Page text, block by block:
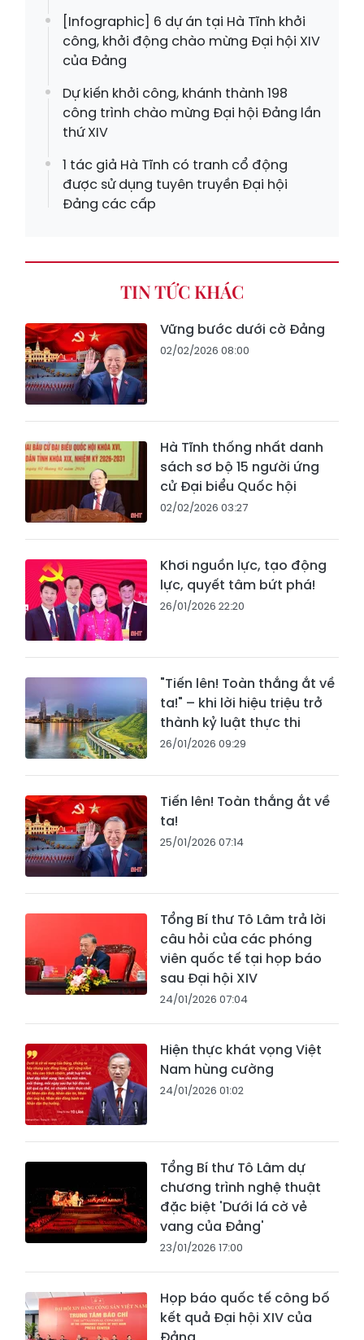
[Infographic] 6 dự án tại Hà Tĩnh khởi
công, khởi động chào mừng Đại hội XIV
của Đảng
Dự kiến khởi công, khánh thành 198
công trình chào mừng Đại hội Đảng lần
thứ XIV
1 tác giả Hà Tĩnh có tranh cổ động
được sử dụng tuyên truyền Đại hội
Đảng các cấp
TIN TỨC KHÁC
Vững bước dưới cờ Đảng
02/02/2026 08:00
Hà Tĩnh thống nhất danh
sách sơ bộ 15 người ứng
cử Đại biểu Quốc hội
02/02/2026 03:27
Khơi nguồn lực, tạo động
lực, quyết tâm bứt phá!
26/01/2026 22:20
"Tiến lên! Toàn thắng ắt về
ta!" – khi lời hiệu triệu trở
thành kỷ luật thực thi
26/01/2026 09:29
Tiến lên! Toàn thắng ắt về
ta!
25/01/2026 07:14
Tổng Bí thư Tô Lâm trả lời
câu hỏi của các phóng
viên quốc tế tại họp báo
sau Đại hội XIV
24/01/2026 07:04
Hiện thực khát vọng Việt
Nam hùng cường
24/01/2026 01:02
Tổng Bí thư Tô Lâm dự
chương trình nghệ thuật
đặc biệt 'Dưới lá cờ vẻ
vang của Đảng'
23/01/2026 17:00
Họp báo quốc tế công bố
kết quả Đại hội XIV của